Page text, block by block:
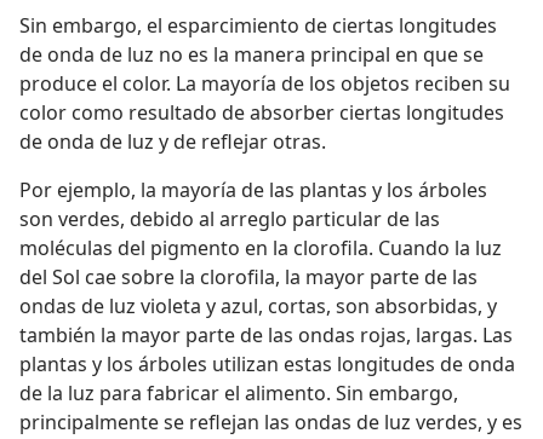
Sin embargo, el esparcimiento de ciertas longitudes
de onda de luz no es la manera principal en que se
produce el color. La mayoría de los objetos reciben su
color como resultado de absorber ciertas longitudes
de onda de luz y de reflejar otras.
Por ejemplo, la mayoría de las plantas y los árboles
son verdes, debido al arreglo particular de las
moléculas del pigmento en la clorofila. Cuando la luz
del Sol cae sobre la clorofila, la mayor parte de las
ondas de luz violeta y azul, cortas, son absorbidas, y
también la mayor parte de las ondas rojas, largas. Las
plantas y los árboles utilizan estas longitudes de onda
de la luz para fabricar el alimento. Sin embargo,
principalmente se reflejan las ondas de luz verdes, y es